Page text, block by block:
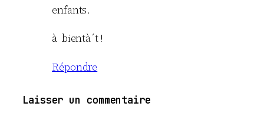
enfants.
à bientà´t !
Répondre
Laisser un commentaire